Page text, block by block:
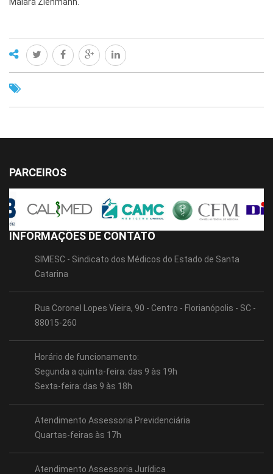
PARCEIROS
INFORMAÇÕES DE CONTATO
SIMESC - Sindicato dos Médicos do Estado de Santa
Catarina
Rua Coronel Lopes Vieira, 90 - Centro - Florianópolis - SC -
88015-260
Horário de funcionamento:
Segunda a quinta-feira: das 9 às 19h
Sexta-feira: das 9 às 18h
Atendimento Assessoria Previdenciária
Quartas-feiras às 17h
Atendimento Assessoria Jurídica